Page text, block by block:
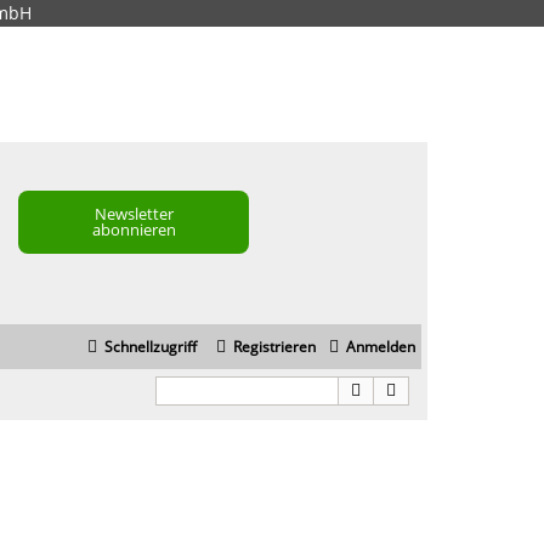
Newsletter
abonnieren
Schnellzugriff Anmelden
Registrieren